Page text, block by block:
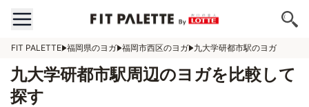
FIT PALETTE 福岡県のヨガ 福岡市西区のヨガ 九大学研都市駅のヨガ
九大学研都市駅周辺のヨガを比較して
探す